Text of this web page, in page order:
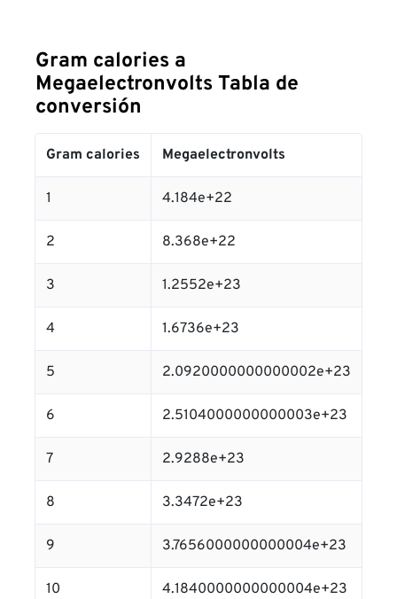
Gram calories a
Megaelectronvolts Tabla de
conversión
Gram calories Megaelectronvolts
1 4.184e+22
2 8.368e+22
3 1.2552e+23
4 1.6736e+23
5 2.0920000000000002e+23
6 2.5104000000000003e+23
7 2.9288e+23
8 3.3472e+23
9 3.7656000000000004e+23
10 4.1840000000000004e+23